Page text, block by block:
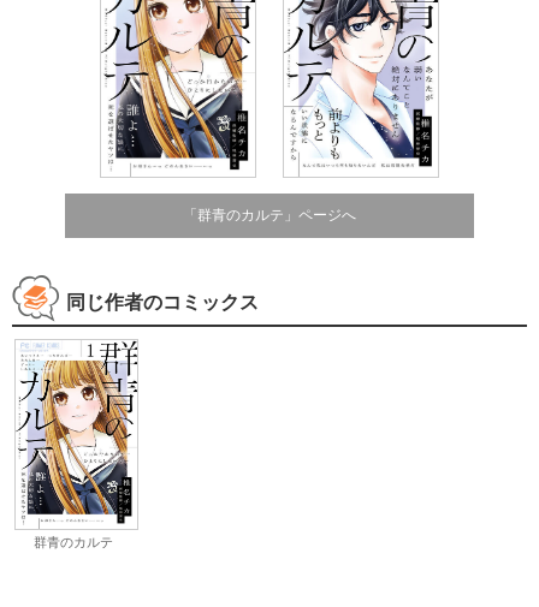
「群青のカルテ」ページへ
同じ作者のコミックス
群青のカルテ